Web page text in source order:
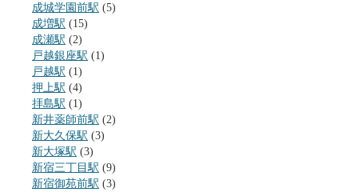
成城学園前駅 (5)
成増駅 (15)
成瀬駅 (2)
戸越銀座駅 (1)
戸越駅 (1)
押上駅 (4)
拝島駅 (1)
新井薬師前駅 (2)
新大久保駅 (3)
新大塚駅 (3)
新宿三丁目駅 (9)
新宿御苑前駅 (3)